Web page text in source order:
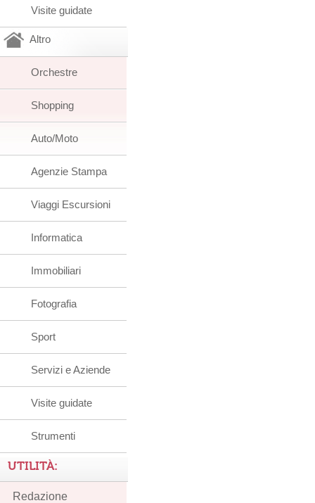
Visite guidate
Altro
Orchestre
Shopping
Auto/Moto
Agenzie Stampa
Viaggi Escursioni
Informatica
Immobiliari
Fotografia
Sport
Servizi e Aziende
Visite guidate
Strumenti
UTILITÀ:
Redazione